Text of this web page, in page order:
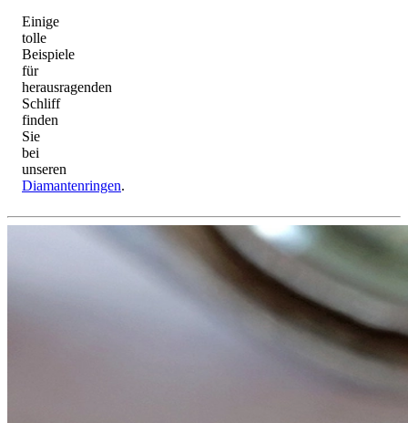
Einige
tolle
Beispiele
für
herausragenden
Schliff
finden
Sie
bei
unseren
Diamantenringen.